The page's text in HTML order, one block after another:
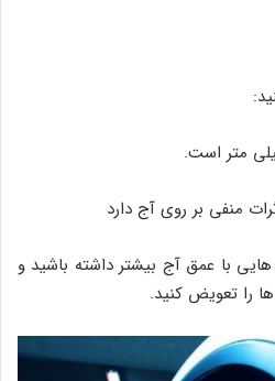
منفی بر روی آج دارد
با عمق آج بیشتر داشته باشید و
را تعویض کنید.